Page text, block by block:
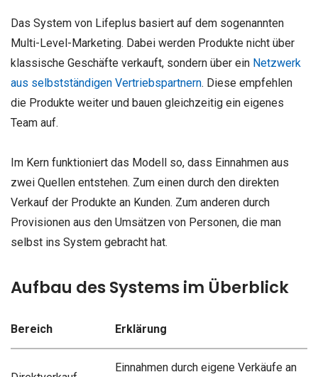
Das System von Lifeplus basiert auf dem sogenannten
Multi-Level-Marketing. Dabei werden Produkte nicht über
klassische Geschäfte verkauft, sondern über ein Netzwerk
aus selbstständigen Vertriebspartnern. Diese empfehlen
die Produkte weiter und bauen gleichzeitig ein eigenes
Team auf.
Im Kern funktioniert das Modell so, dass Einnahmen aus
zwei Quellen entstehen. Zum einen durch den direkten
Verkauf der Produkte an Kunden. Zum anderen durch
Provisionen aus den Umsätzen von Personen, die man
selbst ins System gebracht hat.
Aufbau des Systems im Überblick
Bereich Erklärung
Einnahmen durch eigene Verkäufe an